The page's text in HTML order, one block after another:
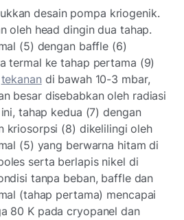
desain pompa kriogenik.
oleh head dingin dua tahap.
(5) dengan baffle (6)
termal ke tahap pertama (9)
tekanan di bawah 10-3 mbar,
besar disebabkan oleh radiasi
tahap kedua (7) dengan
kriosorpsi (8) dikelilingi oleh
(5) yang berwarna hitam di
serta berlapis nikel di
tanpa beban, baffle dan
(tahap pertama) mencapai
80 K pada cryopanel dan